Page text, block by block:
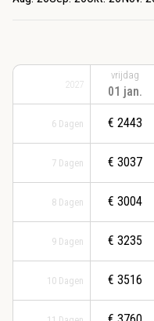
2027
6 Dagen
7 Dagen
8 Dagen
9 Dagen
10 Dagen
vrijdag
01 jan.
€ 2443
€ 3037
€ 3004
€ 3235
€ 3516